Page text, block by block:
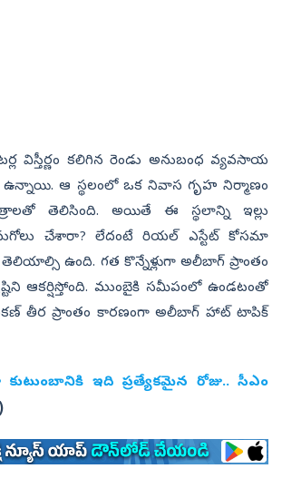
విస్తీర్ణం కలిగిన రెండు అనుబంధ వ్యవసాయ
ఉన్నాయి. ఆ స్థలంలో ఒక నివాస గృహ నిర్మాణం
తెలిసింది. అయితే ఈ స్థలాన్ని ఇల్లు
కొనుగోలు చేశారా? లేదంటే రియల్ ఎస్టేట్ కోసమా
ఉంది. గత కొన్నేళ్లుగా అలీబాగ్ ప్రాంతం
ఆకర్షిస్తోంది. ముంబైకి సమీపంలో ఉండటంతో
తీర ప్రాంతం కారణంగా అలీబాగ్ హాట్ టాపిక్
ఇది ప్రత్యేకమైన రోజు.. సీఎం
)